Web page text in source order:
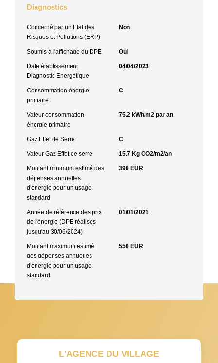
Diagnostics
Concerné par un Etat des
Risques et Pollutions (ERP)
Non
Soumis à l'affichage du DPE Oui
Date établissement
Diagnostic Energétique
04/04/2023
Consommation énergie
primaire
C
Valeur consommation
énergie primaire
75.2 kWh/m2 par an
Gaz Effet de Serre C
Valeur Gaz Effet de serre 15.7 Kg CO2/m2/an
Montant minimum estimé des
dépenses annuelles
d'énergie pour un usage
standard
390 EUR
Année de référence des prix
de l'énergie (DPE réalisés
jusqu'au 30/06/2024)
01/01/2021
Montant maximum estimé
des dépenses annuelles
d'énergie pour un usage
standard
550 EUR
L'AGENCE DU VILLAGE